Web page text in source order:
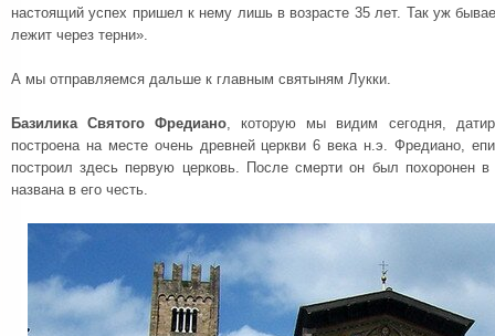
настоящий успех пришел к нему лишь в возрасте 35 лет. Так уж
лежит через терни».
А мы отправляемся дальше к главным святыням Лукки.
Базилика Святого Фредиано, которую мы видим сегодня,
построена на месте очень древней церкви 6 века н.э. Фредиано,
построил здесь первую церковь. После смерти он был похоронен
названа в его честь.